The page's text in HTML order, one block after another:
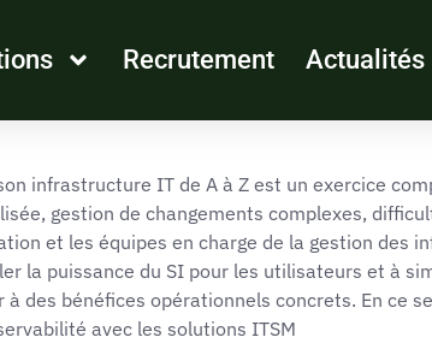
Recrutement Actualités
infrastructure IT de A à Z est un exercice
gestion de changements complexes,
et les équipes en charge de la gestion
la puissance du SI pour les utilisateurs et à
des bénéfices opérationnels concrets. En
avec les solutions ITSM